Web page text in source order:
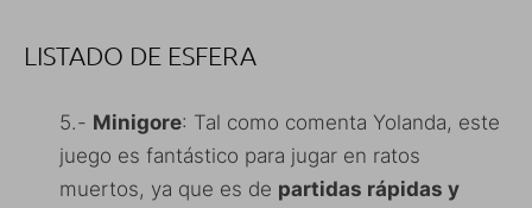
LISTADO DE ESFERA
5.- Minigore: Tal como comenta Yolanda, este
juego es fantástico para jugar en ratos
muertos, ya que es de partidas rápidas y